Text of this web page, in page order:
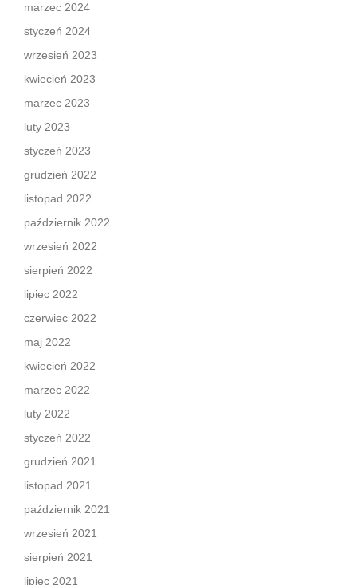
marzec 2024
styczeń 2024
wrzesień 2023
kwiecień 2023
marzec 2023
luty 2023
styczeń 2023
grudzień 2022
listopad 2022
październik 2022
wrzesień 2022
sierpień 2022
lipiec 2022
czerwiec 2022
maj 2022
kwiecień 2022
marzec 2022
luty 2022
styczeń 2022
grudzień 2021
listopad 2021
październik 2021
wrzesień 2021
sierpień 2021
lipiec 2021